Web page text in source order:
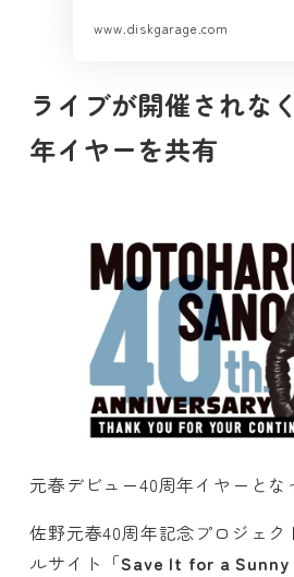
www.diskgarage.com
ライブが開催されな
年イヤーを共有
元春デビュー40周年イヤーとな
佐野元春40周年記念プロジェク
ルサイト「Save It for a Sunny